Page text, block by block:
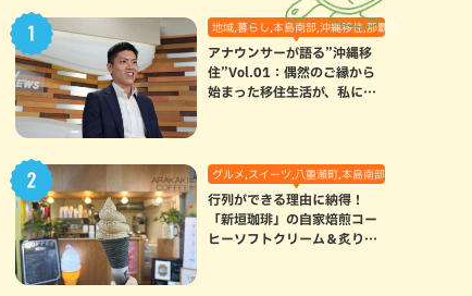
地域,暮らし,本島南部,沖縄移住,那覇市
アナウンサーが語る”沖縄移
住”Vol.01：偶然のご縁から
始まった移住生活が、私にと
グルメ,スイーツ,八重瀬町,本島南部
行列ができる理由に納得！
「新垣珈琲」の自家焙煎コー
ヒーソフトクリーム＆炙りマ